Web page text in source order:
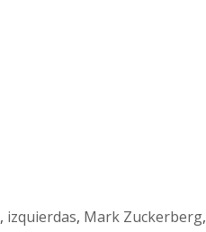
, izquierdas, Mark Zuckerberg,